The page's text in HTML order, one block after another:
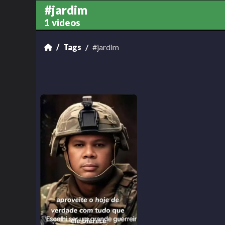
#jardim
1 videos
Tags #jardim